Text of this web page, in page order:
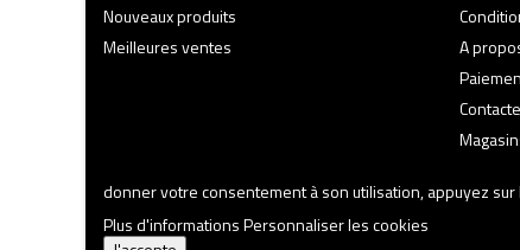
Nouveaux produits
Meilleures ventes
A
donner votre consentement à son utilisation, appuyez sur
Plus d'informationsPersonnaliser les cookies